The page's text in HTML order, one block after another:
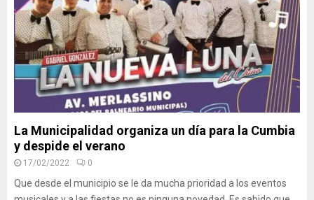
La Municipalidad organiza un día para la Cumbia
y despide el verano
17/02/2022 0
Que desde el municipio se le da mucha prioridad a los eventos